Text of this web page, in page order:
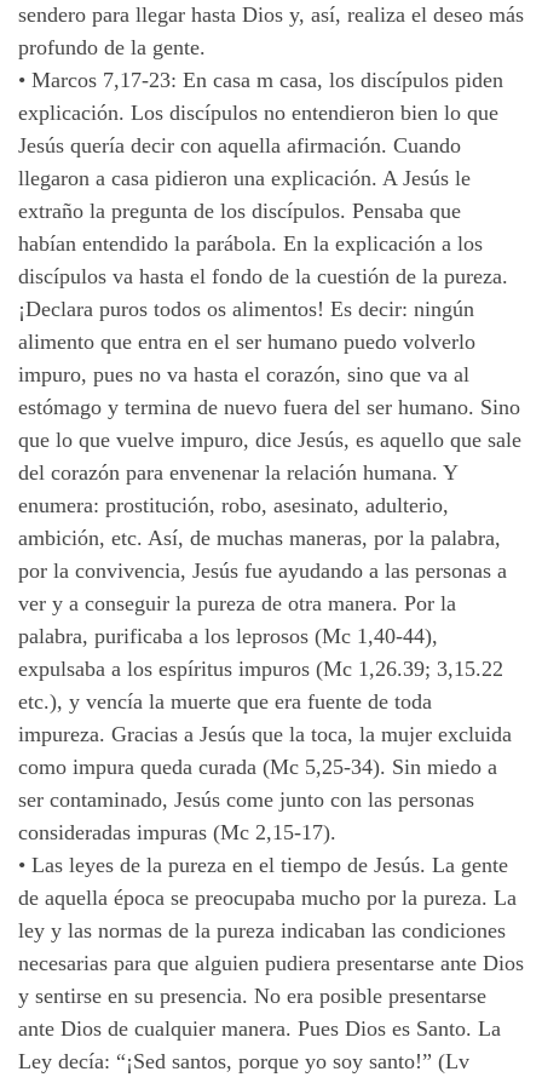
sendero para llegar hasta Dios y, así, realiza el deseo más
profundo de la gente.
• Marcos 7,17-23: En casa m casa, los discípulos piden
explicación. Los discípulos no entendieron bien lo que
Jesús quería decir con aquella afirmación. Cuando
llegaron a casa pidieron una explicación. A Jesús le
extraño la pregunta de los discípulos. Pensaba que
habían entendido la parábola. En la explicación a los
discípulos va hasta el fondo de la cuestión de la pureza.
¡Declara puros todos os alimentos! Es decir: ningún
alimento que entra en el ser humano puedo volverlo
impuro, pues no va hasta el corazón, sino que va al
estómago y termina de nuevo fuera del ser humano. Sino
que lo que vuelve impuro, dice Jesús, es aquello que sale
del corazón para envenenar la relación humana. Y
enumera: prostitución, robo, asesinato, adulterio,
ambición, etc. Así, de muchas maneras, por la palabra,
por la convivencia, Jesús fue ayudando a las personas a
ver y a conseguir la pureza de otra manera. Por la
palabra, purificaba a los leprosos (Mc 1,40-44),
expulsaba a los espíritus impuros (Mc 1,26.39; 3,15.22
etc.), y vencía la muerte que era fuente de toda
impureza. Gracias a Jesús que la toca, la mujer excluida
como impura queda curada (Mc 5,25-34). Sin miedo a
ser contaminado, Jesús come junto con las personas
consideradas impuras (Mc 2,15-17).
• Las leyes de la pureza en el tiempo de Jesús. La gente
de aquella época se preocupaba mucho por la pureza. La
ley y las normas de la pureza indicaban las condiciones
necesarias para que alguien pudiera presentarse ante Dios
y sentirse en su presencia. No era posible presentarse
ante Dios de cualquier manera. Pues Dios es Santo. La
Ley decía: “¡Sed santos, porque yo soy santo!” (Lv